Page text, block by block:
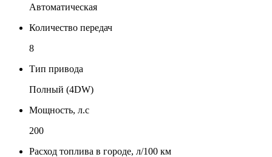
Автоматическая
Количество передач
8
Тип привода
Полный (4DW)
Мощность, л.с
200
Расход топлива в городе, л/100 км